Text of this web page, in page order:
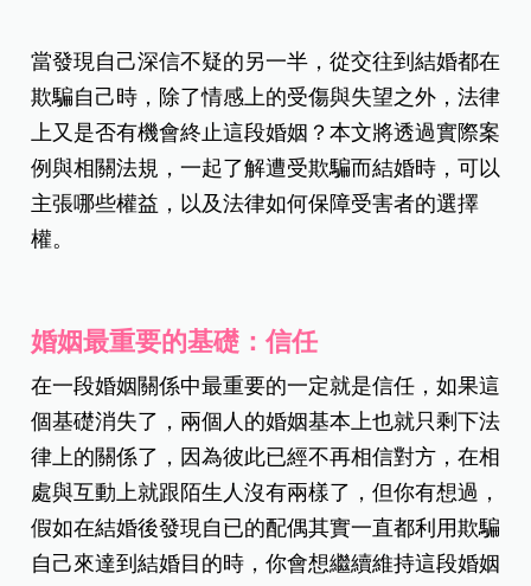
當發現自己深信不疑的另一半，從交往到結婚都在
欺騙自己時，除了情感上的受傷與失望之外，法律
上又是否有機會終止這段婚姻？本文將透過實際案
例與相關法規，一起了解遭受欺騙而結婚時，可以
主張哪些權益，以及法律如何保障受害者的選擇
權。
婚姻最重要的基礎：信任
在一段婚姻關係中最重要的一定就是信任，如果這
個基礎消失了，兩個人的婚姻基本上也就只剩下法
律上的關係了，因為彼此已經不再相信對方，在相
處與互動上就跟陌生人沒有兩樣了，但你有想過，
假如在結婚後發現自已的配偶其實一直都利用欺騙
自己來達到結婚目的時，你會想繼續維持這段婚姻